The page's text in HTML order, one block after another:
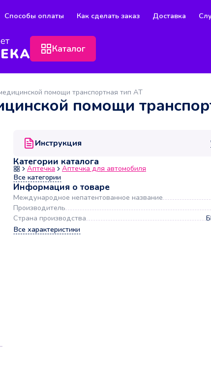
Способы оплаты Как сделать заказ Доставка
Каталог
помощи транспортная тип АТ
помощи
Инструкция
Категории каталога
Аптечка
Аптечка для автомобиля
Все категории
Информация о товаре
Международное непатентованное название
Производитель
Страна производства
Все характеристики